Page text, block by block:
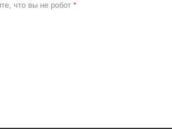
что вы не робот *